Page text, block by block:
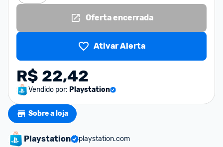
Oferta encerrada
Ativar Alerta
R$ 22,42
Vendido por: Playstation
Sobre a loja
Playstation
playstation.com